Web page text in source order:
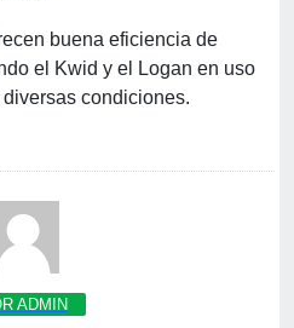
buena eficiencia de
el Kwid y el Logan en uso
condiciones.
ADMIN